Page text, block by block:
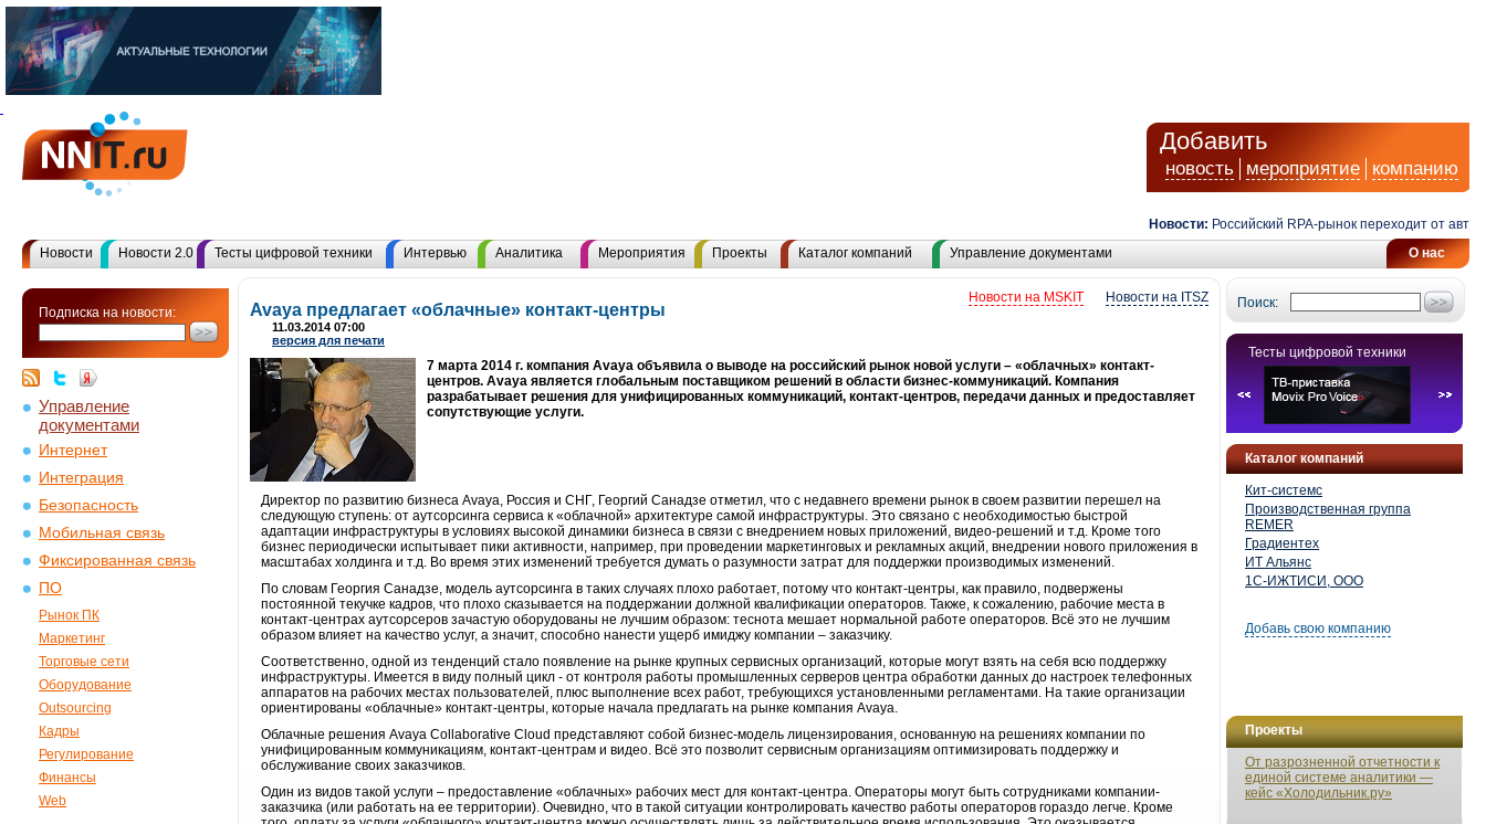
Добавить
новость мероприятие компанию
Новости: Российский RPA-рынок переходит от
О нас
Новости Новости 2.0 Тесты цифровой техники Интервью Аналитика Мероприятия Проекты Каталог компаний Управление документами
Подписка на новости:
Управление
документами
Интернет
Интеграция
Безопасность
Мобильная связь
Фиксированная связь
ПО
Рынок ПК
Маркетинг
Торговые сети
Оборудование
Outsourcing
Кадры
Регулирование
Финансы
Web
Поиск:
Тесты цифровой техники
Каталог компаний
Кит-системс
Производственная группа
REMER
Градиентех
ИТ Альянс
1С-ИЖТИСИ, ООО
Добавь свою компанию
Проекты
От разрозненной отчетности к
единой системе аналитики —
кейс «Холодильник.ру»
Новости на ITSZ
Новости на MSKIT
Avaya предлагает «облачные» контакт-центры
11.03.2014 07:00
версия для печати
7 марта 2014 г. компания Avaya объявила о выводе на российский рынок новой услуги – «облачных» контакт-
центров. Avaya является глобальным поставщиком решений в области бизнес-коммуникаций. Компания
разрабатывает решения для унифицированных коммуникаций, контакт-центров, передачи данных и предоставляет
сопутствующие услуги.
Директор по развитию бизнеса Avaya, Россия и СНГ, Георгий Санадзе отметил, что с недавнего времени рынок в своем развитии перешел на
следующую ступень: от аутсорсинга сервиса к «облачной» архитектуре самой инфраструктуры. Это связано с необходимостью быстрой
адаптации инфраструктуры в условиях высокой динамики бизнеса в связи с внедрением новых приложений, видео-решений и т.д. Кроме того
бизнес периодически испытывает пики активности, например, при проведении маркетинговых и рекламных акций, внедрении нового приложения в
масштабах холдинга и т.д. Во время этих изменений требуется думать о разумности затрат для поддержки производимых изменений.
По словам Георгия Санадзе, модель аутсорсинга в таких случаях плохо работает, потому что контакт-центры, как правило, подвержены
постоянной текучке кадров, что плохо сказывается на поддержании должной квалификации операторов. Также, к сожалению, рабочие места в
контакт-центрах аутсорсеров зачастую оборудованы не лучшим образом: теснота мешает нормальной работе операторов. Всё это не лучшим
образом влияет на качество услуг, а значит, способно нанести ущерб имиджу компании – заказчику.
Соответственно, одной из тенденций стало появление на рынке крупных сервисных организаций, которые могут взять на себя всю поддержку
инфраструктуры. Имеется в виду полный цикл - от контроля работы промышленных серверов центра обработки данных до настроек телефонных
аппаратов на рабочих местах пользователей, плюс выполнение всех работ, требующихся установленными регламентами. На такие организации
ориентированы «облачные» контакт-центры, которые начала предлагать на рынке компания Avaya.
Облачные решения Avaya Collaborative Cloud представляют собой бизнес-модель лицензирования, основанную на решениях компании по
унифицированным коммуникациям, контакт-центрам и видео. Всё это позволит сервисным организациям оптимизировать поддержку и
обслуживание своих заказчиков.
Один из видов такой услуги – предоставление «облачных» рабочих мест для контакт-центра. Операторы могут быть сотрудниками компании-
заказчика (или работать на ее территории). Очевидно, что в такой ситуации контролировать качество работы операторов гораздо легче. Кроме